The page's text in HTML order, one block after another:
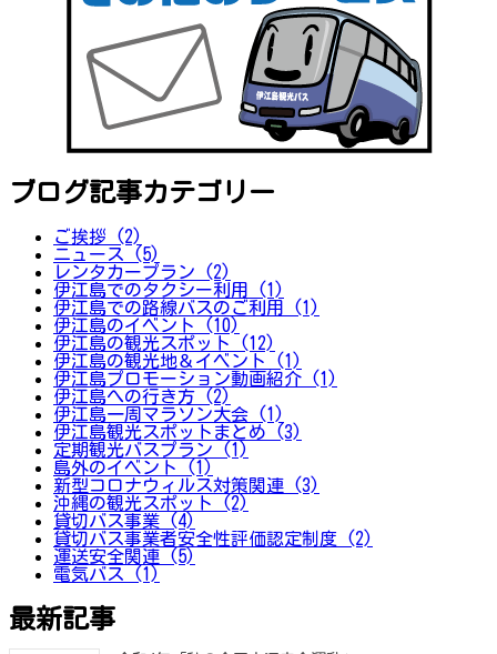
ブログ記事カテゴリー
ご挨拶 (2)
ニュース (5)
レンタカープラン (2)
伊江島でのタクシー利用 (1)
伊江島での路線バスのご利用 (1)
伊江島のイベント (10)
伊江島の観光スポット (12)
伊江島の観光地＆イベント (1)
伊江島プロモーション動画紹介 (1)
伊江島への行き方 (2)
伊江島一周マラソン大会 (1)
伊江島観光スポットまとめ (3)
定期観光バスプラン (1)
島外のイベント (1)
新型コロナウィルス対策関連 (3)
沖縄の観光スポット (2)
貸切バス事業 (4)
貸切バス事業者安全性評価認定制度 (2)
運送安全関連 (5)
電気バス (1)
最新記事